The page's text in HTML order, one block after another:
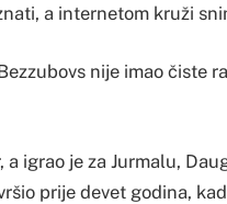
a internetom kruži
nije imao čiste
igrao je za Jurmalu,
prije devet godina,